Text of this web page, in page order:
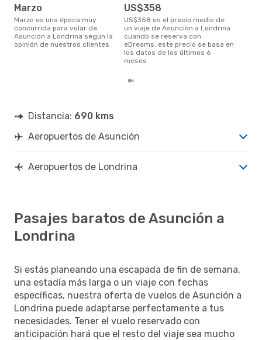
marzo
marzo es una época muy
concurrida para volar de
Asunción a Londrina según la
opinión de nuestros clientes
US$358
US$358 es el precio medio de
un viaje de Asunción a Londrina
cuando se reserva con
eDreams, este precio se basa en
los datos de los últimos 6
meses
Distancia: 690 kms
Aeropuertos de Asunción
Aeropuertos de Londrina
Pasajes baratos de Asunción a
Londrina
Si estás planeando una escapada de fin de semana,
una estadía más larga o un viaje con fechas
específicas, nuestra oferta de vuelos de Asunción a
Londrina puede adaptarse perfectamente a tus
necesidades. Tener el vuelo reservado con
anticipación hará que el resto del viaje sea mucho